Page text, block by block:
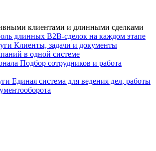
клиентами и длинными сделками
длинных B2B-сделок на каждом этапе
Клиенты, задачи и документы
в одной системе
Подбор сотрудников и работа
Единая система для ведения дел, работы